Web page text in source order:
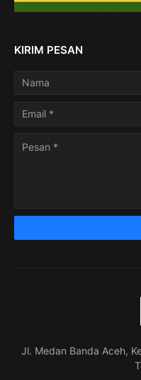
KIRIM PESAN
Jl. Medan Banda Aceh,